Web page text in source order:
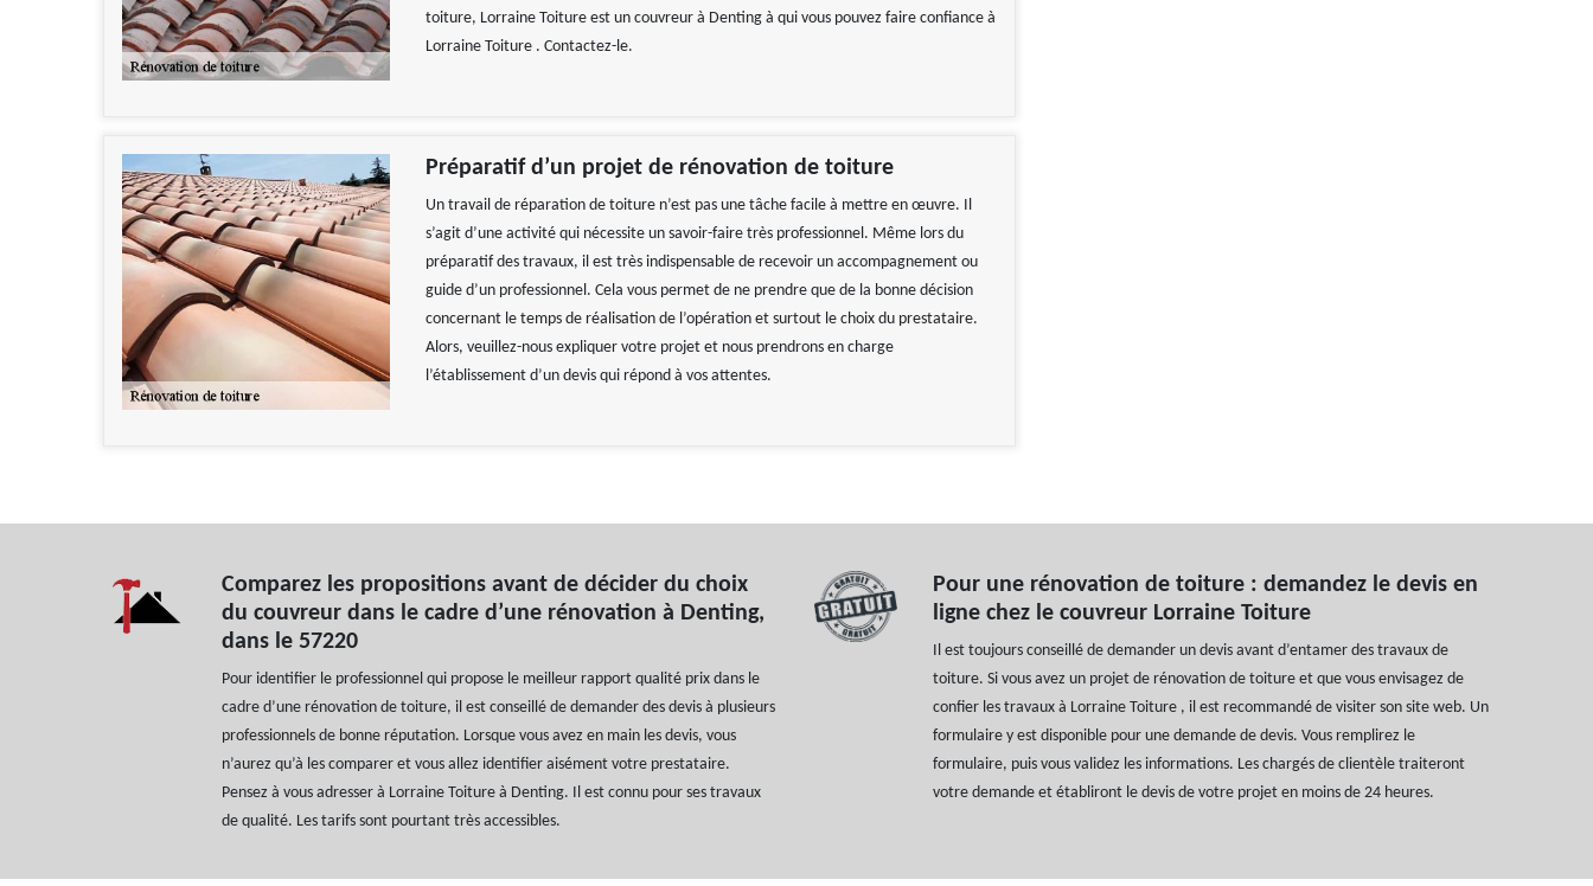
toiture, Lorraine Toiture est un couvreur à Denting à qui vous pouvez faire confiance à
Lorraine Toiture . Contactez-le.
Préparatif d’un projet de rénovation de toiture
Un travail de réparation de toiture n’est pas une tâche facile à mettre en œuvre. Il
s’agit d’une activité qui nécessite un savoir-faire très professionnel. Même lors du
préparatif des travaux, il est très indispensable de recevoir un accompagnement ou
guide d’un professionnel. Cela vous permet de ne prendre que de la bonne décision
concernant le temps de réalisation de l’opération et surtout le choix du prestataire.
Alors, veuillez-nous expliquer votre projet et nous prendrons en charge
l’établissement d’un devis qui répond à vos attentes.
Comparez les propositions avant de décider du choix
du couvreur dans le cadre d’une rénovation à Denting,
dans le 57220
Pour identifier le professionnel qui propose le meilleur rapport qualité prix dans le
cadre d’une rénovation de toiture, il est conseillé de demander des devis à plusieurs
professionnels de bonne réputation. Lorsque vous avez en main les devis, vous
n’aurez qu’à les comparer et vous allez identifier aisément votre prestataire.
Pensez à vous adresser à Lorraine Toiture à Denting. Il est connu pour ses travaux
de qualité. Les tarifs sont pourtant très accessibles.
Pour une rénovation de toiture : demandez le devis en
ligne chez le couvreur Lorraine Toiture
Il est toujours conseillé de demander un devis avant d’entamer des travaux de
toiture. Si vous avez un projet de rénovation de toiture et que vous envisagez de
confier les travaux à Lorraine Toiture , il est recommandé de visiter son site web. Un
formulaire y est disponible pour une demande de devis. Vous remplirez le
formulaire, puis vous validez les informations. Les chargés de clientèle traiteront
votre demande et établiront le devis de votre projet en moins de 24 heures.